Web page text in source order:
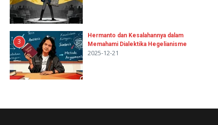
3
Hermanto dan Kesalahannya dalam
Memahami Dialektika Hegelianisme
2025-12-21